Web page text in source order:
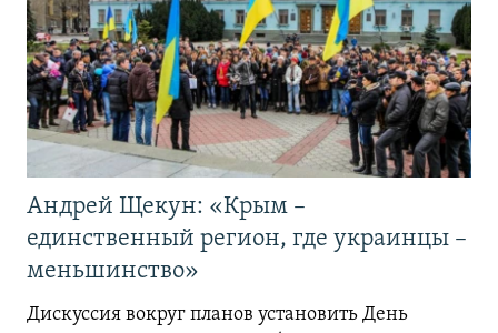
Андрей Щекун: «Крым –
единственный регион, где украинцы –
меньшинство»
Дискуссия вокруг планов установить День